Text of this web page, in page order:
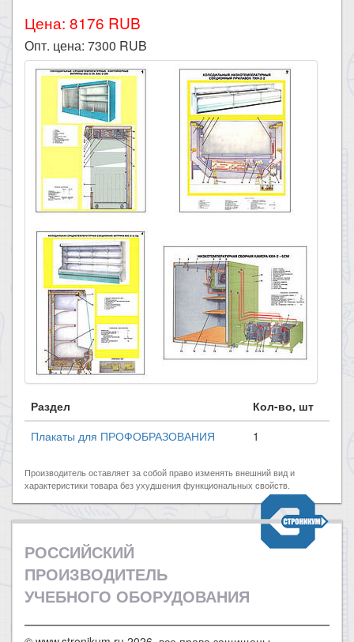
Цена: 8176 RUB
Опт. цена: 7300 RUB
Раздел
Кол-во, шт
Плакаты для ПРОФОБРАЗОВАНИЯ
1
Производитель оставляет за собой право изменять внешний вид и
характеристики товара без ухудшения функциональных свойств.
РОССИЙСКИЙ
ПРОИЗВОДИТЕЛЬ
УЧЕБНОГО ОБОРУДОВАНИЯ